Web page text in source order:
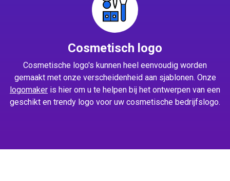
Cosmetisch logo
Cosmetische logo's kunnen heel eenvoudig worden
gemaakt met onze verscheidenheid aan sjablonen. Onze
logomaker is hier om u te helpen bij het ontwerpen van een
geschikt en trendy logo voor uw cosmetische bedrijfslogo.